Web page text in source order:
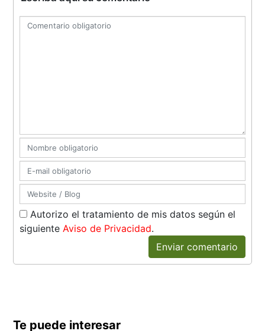
Autorizo el tratamiento de mis datos según el
siguienteAviso de Privacidad.
Enviar comentario
Te puede interesar